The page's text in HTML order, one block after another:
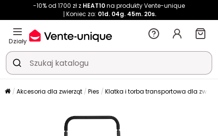
-10% od 1700 zł z HEAT10na produkty Vente-unique
Koniec za: 01d. 04g. 45m. 20s.
Działy
Akcesoria dla zwierząt Pies Klatka i torba transportowa dla